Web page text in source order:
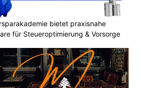
bietet praxisnahe
für Steueroptimierung & Vorsorge